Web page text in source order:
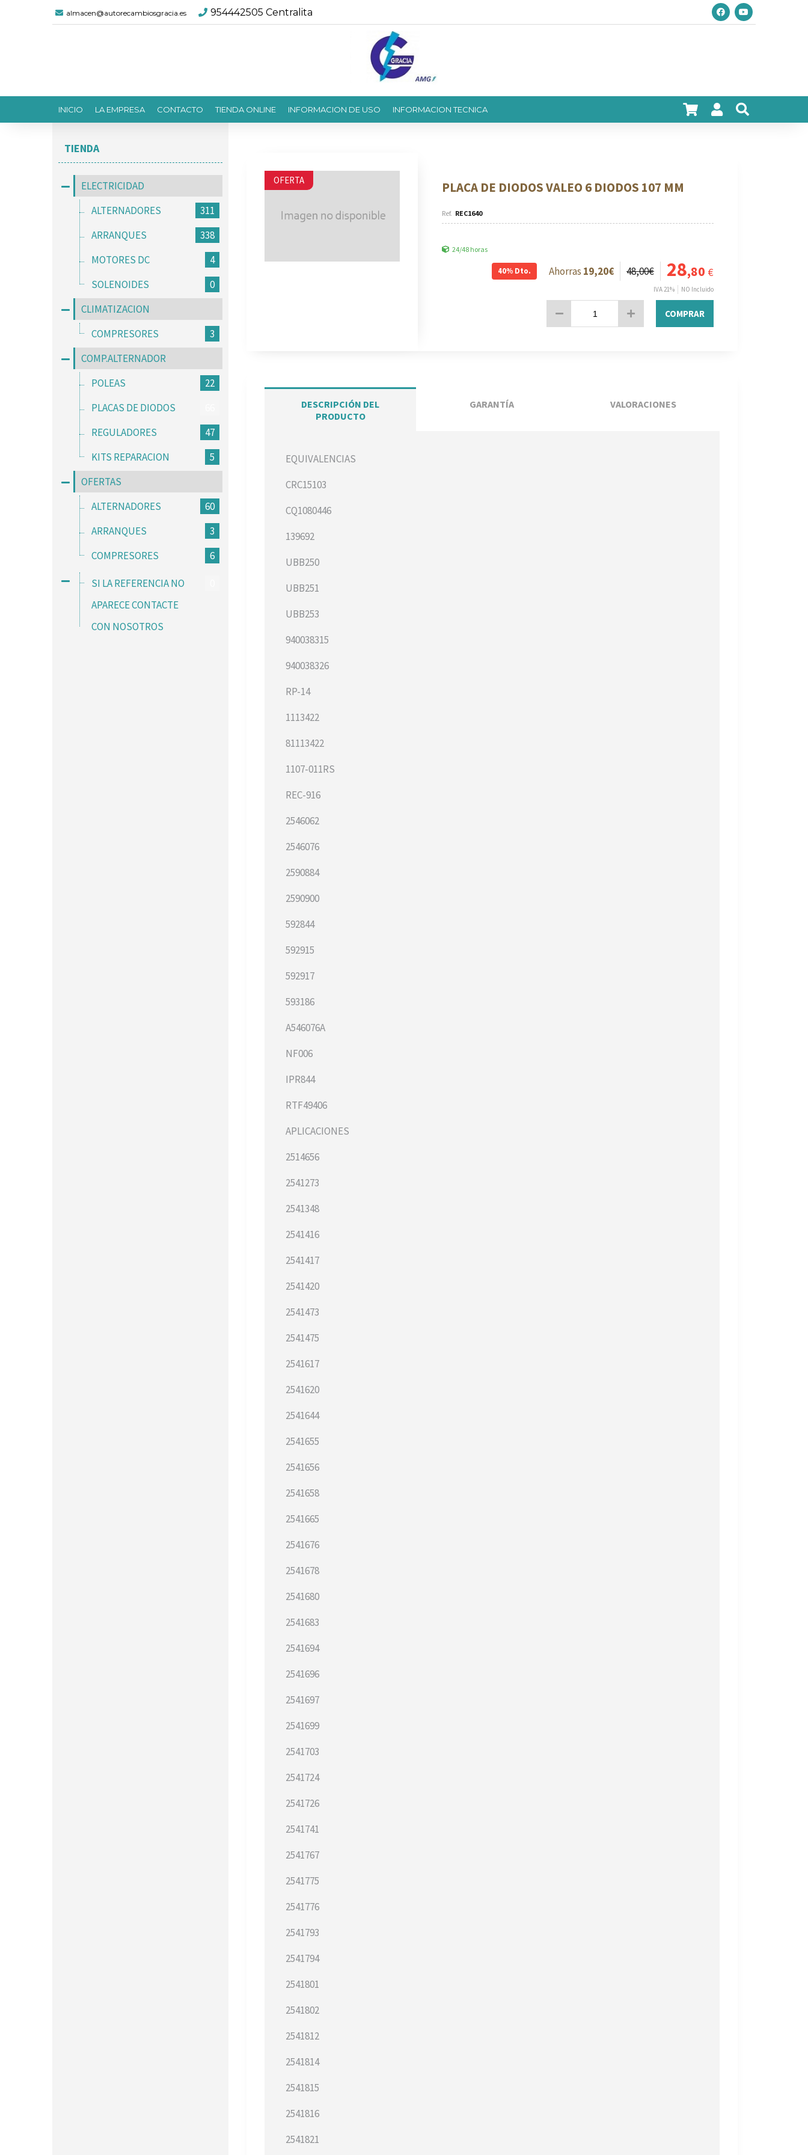
almacen@autorecambiosgracia.es 954442505 Centralita
INICIO LA EMPRESA CONTACTO TIENDA ONLINE INFORMACION DE USO INFORMACION TECNICA
TIENDA
ELECTRICIDAD
ALTERNADORES
311
ARRANQUES
338
MOTORES DC
4
SOLENOIDES
0
CLIMATIZACION
COMPRESORES
3
COMP.ALTERNADOR
POLEAS
22
PLACAS DE DIODOS
REGULADORES
47
KITS REPARACION
5
OFERTAS
ALTERNADORES
60
ARRANQUES
3
COMPRESORES
6
SI LA REFERENCIA NO
APARECE CONTACTE
CON NOSOTROS
OFERTA PLACA DE DIODOS VALEO 6 DIODOS 107 MM
REC1640
24/48 horas
40% Dto. 19,20€ 48,00€ 28,80 €
IVA 21% NO Incluido
COMPRAR
DESCRIPCIÓN DEL
PRODUCTO
GARANTÍA VALORACIONES
EQUIVALENCIAS
CRC15103
CQ1080446
139692
UBB250
UBB251
UBB253
940038315
940038326
RP-14
1113422
81113422
1107-011RS
REC-916
2546062
2546076
2590884
2590900
592844
592915
592917
593186
A546076A
NF006
IPR844
RTF49406
APLICACIONES
2514656
2541273
2541348
2541416
2541417
2541420
2541473
2541475
2541617
2541620
2541644
2541655
2541656
2541658
2541665
2541676
2541678
2541680
2541683
2541694
2541696
2541697
2541699
2541703
2541724
2541726
2541741
2541767
2541775
2541776
2541793
2541794
2541801
2541802
2541812
2541814
2541815
2541816
2541821